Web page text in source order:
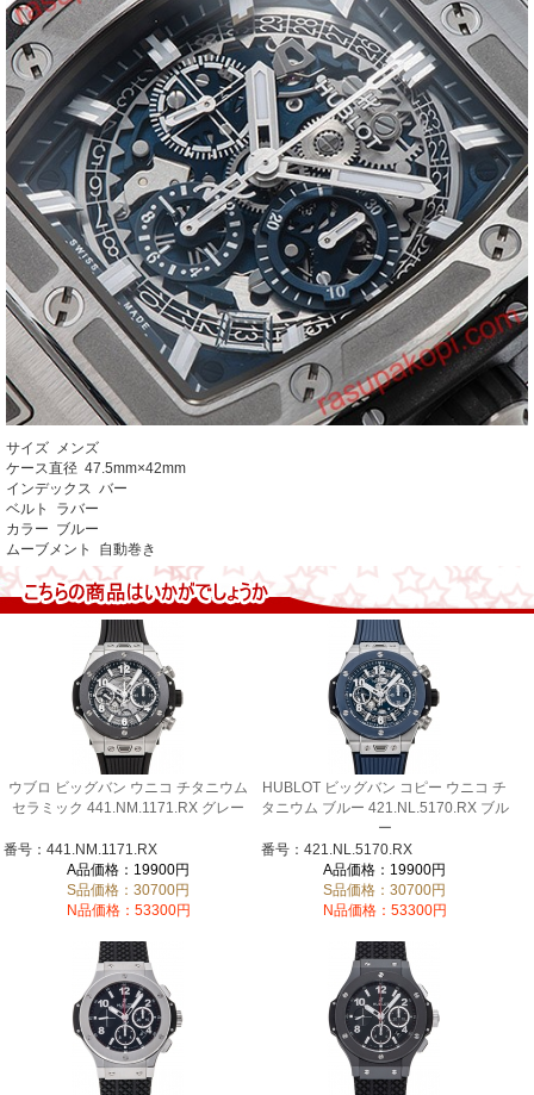
サイズ メンズ
ケース直径 47.5mm×42mm
インデックス バー
ベルト ラバー
カラー ブルー
ムーブメント 自動巻き
ウブロ ビッグバン ウニコ チタニウム
セラミック 441.NM.1171.RX グレー
番号：441.NM.1171.RX
A品価格：19900円
S品価格：30700円
N品価格：53300円
HUBLOT ビッグバン コピー ウニコ チ
タニウム ブルー 421.NL.5170.RX ブル
ー
番号：421.NL.5170.RX
A品価格：19900円
S品価格：30700円
N品価格：53300円